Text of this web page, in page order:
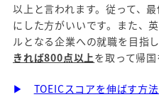
以上と言われます。従って、
にした方がいいです。また、
ルとなる企業への就職を目指
きれば800点以上を取って帰
▶ TOEICスコアを伸ばす方